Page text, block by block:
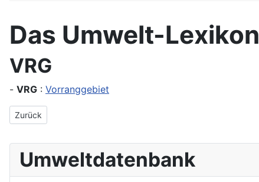
Das Umwelt-Lexikon
VRG
- VRG : Vorranggebiet
Vorheriger Beitrag: Vortrockner
Zurück
Umweltdatenbank